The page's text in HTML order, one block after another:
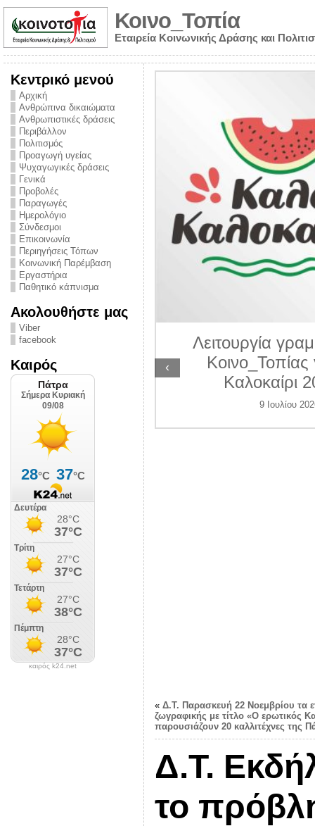
Κοινο_Τοπία
Εταιρεία Κοινωνικής Δράσης και
Κεντρικό μενού
Αρχική
Ανθρώπινα δικαιώματα
Ανθρωπιστικές δράσεις
Περιβάλλον
Πολιτισμός
Προαγωγή υγείας
Ψυχαγωγικές δράσεις
Γενικά
Προβολές
Παραγωγές
Ημερολόγιο
Σύνδεσμοι
Επικοινωνία
Περιηγήσεις Τόπων
Κοινωνική Παρέμβαση
Εργαστήρια
Παθητικό κάπνισμα
Ακολουθήστε μας
Viber
facebook
Καιρός
καιρός k24.net
από την
την ημέρα
και
στο
2026
Λειτουργία
Κοινο_Τοπίας
Καλοκαίρι
9 Ιουλίου
‹
« Δ.Τ. Παρασκευή 22 Νοεμβρίου τα
ζωγραφικής με τίτλο «Ο ερωτικός
παρουσιάζουν 20 καλλιτέχνες της
Δ.Τ.
το